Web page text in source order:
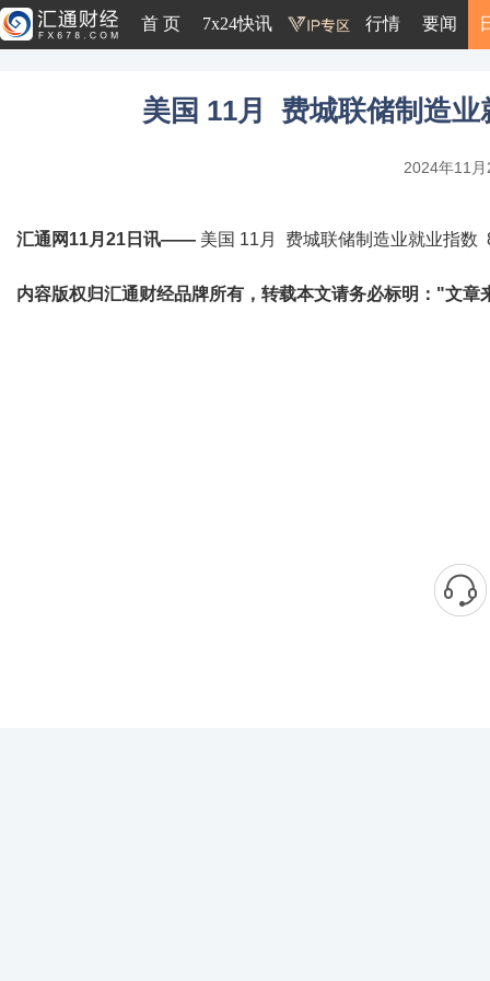
首 页 7x24快讯 行情 要闻
美国 11月 费城联储制造
2024年11
汇通网11月21日讯—— 美国 11月 费城联储制造业就业指数
内容版权归汇通财经品牌所有，转载本文请务必标明："文章